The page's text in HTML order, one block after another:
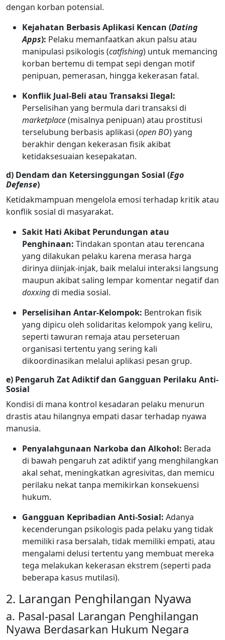
dengan korban potensial.
Kejahatan Berbasis Aplikasi Kencan (Dating
Apps): Pelaku memanfaatkan akun palsu atau
manipulasi psikologis (catfishing) untuk memancing
korban bertemu di tempat sepi dengan motif
penipuan, pemerasan, hingga kekerasan fatal.
Konflik Jual-Beli atau Transaksi Ilegal:
Perselisihan yang bermula dari transaksi di
marketplace(misalnya penipuan) atau prostitusi
terselubung berbasis aplikasi (open BO) yang
berakhir dengan kekerasan fisik akibat
ketidaksesuaian kesepakatan.
d) Dendam dan Ketersinggungan Sosial (Ego
Defense)
Ketidakmampuan mengelola emosi terhadap kritik atau
konflik sosial di masyarakat.
Sakit Hati Akibat Perundungan atau
Penghinaan: Tindakan spontan atau terencana
yang dilakukan pelaku karena merasa harga
dirinya diinjak-injak, baik melalui interaksi langsung
maupun akibat saling lempar komentar negatif dan
doxxingdi media sosial.
Perselisihan Antar-Kelompok: Bentrokan fisik
yang dipicu oleh solidaritas kelompok yang keliru,
seperti tawuran remaja atau perseteruan
organisasi tertentu yang sering kali
dikoordinasikan melalui aplikasi pesan grup.
e) Pengaruh Zat Adiktif dan Gangguan Perilaku Anti-
Sosial
Kondisi di mana kontrol kesadaran pelaku menurun
drastis atau hilangnya empati dasar terhadap nyawa
manusia.
Penyalahgunaan Narkoba dan Alkohol: Berada
di bawah pengaruh zat adiktif yang menghilangkan
akal sehat, meningkatkan agresivitas, dan memicu
perilaku nekat tanpa memikirkan konsekuensi
hukum.
Gangguan Kepribadian Anti-Sosial: Adanya
kecenderungan psikologis pada pelaku yang tidak
memiliki rasa bersalah, tidak memiliki empati, atau
mengalami delusi tertentu yang membuat mereka
tega melakukan kekerasan ekstrem (seperti pada
beberapa kasus mutilasi).
2. Larangan Penghilangan Nyawa
a. Pasal-pasal Larangan Penghilangan
Nyawa Berdasarkan Hukum Negara